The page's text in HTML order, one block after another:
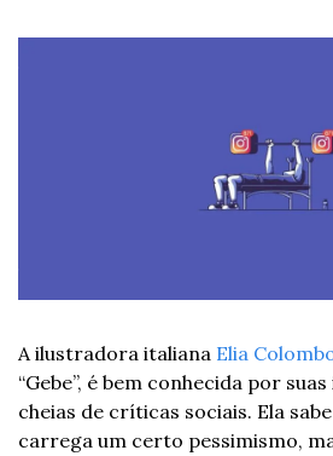
A ilustradora italiana Elia
“Gebe”, é bem conhecida por
cheias de críticas sociais. Ela
carrega um certo pessimismo,